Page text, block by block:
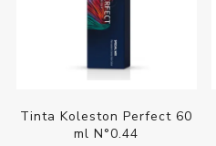
Tinta Koleston Perfect 60
ml N°0.44